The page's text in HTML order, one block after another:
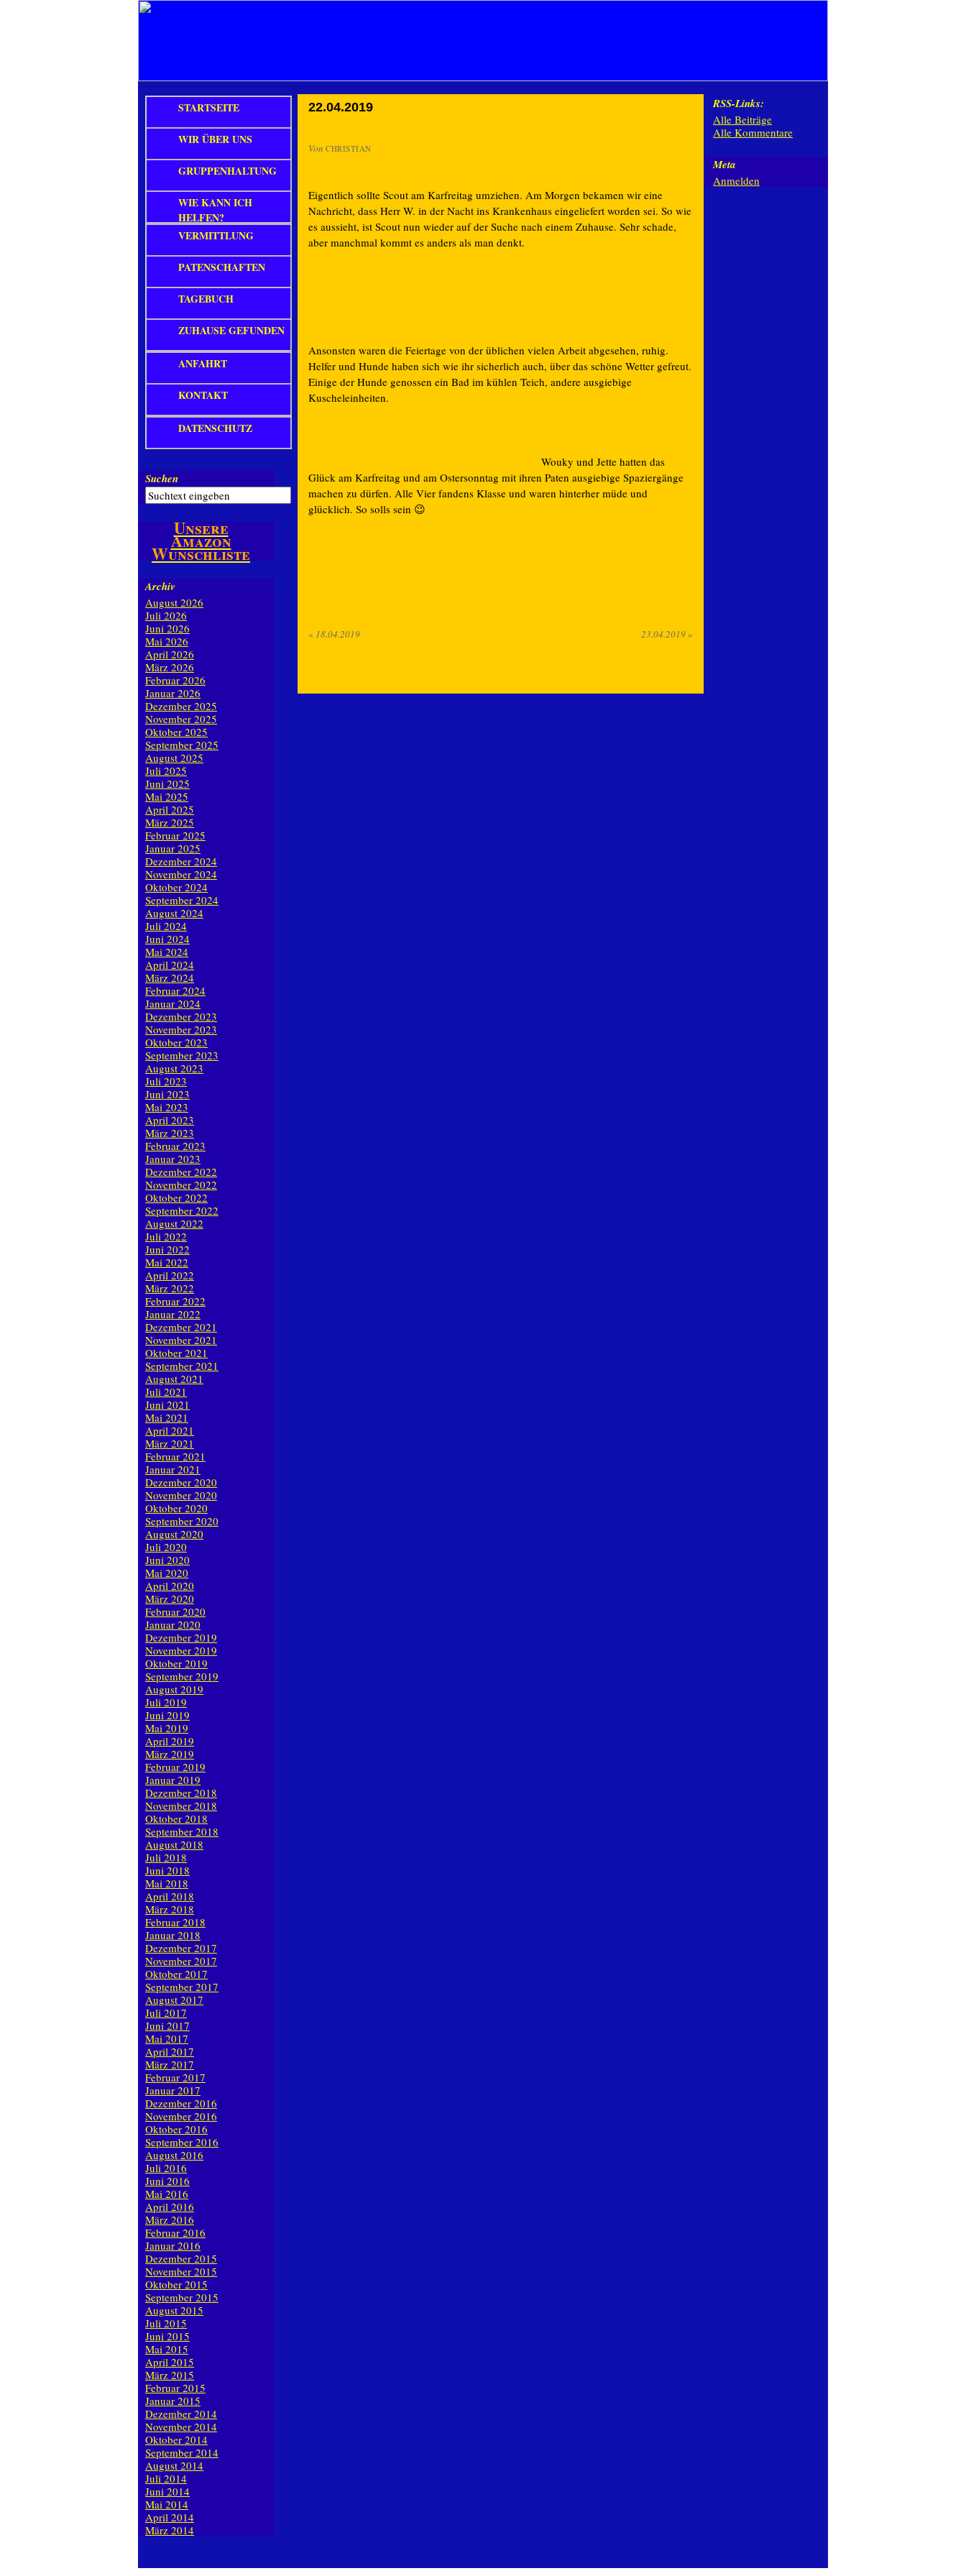
22.04.2019
Von CHRISTIAN
Eigentlich sollte Scout am Karfreitag umziehen. Am Morgen bekamen wir eine
Nachricht, dass Herr W. in der Nacht ins Krankenhaus eingeliefert worden sei. So wie
es aussieht, ist Scout nun wieder auf der Suche nach einem Zuhause. Sehr schade,
aber manchmal kommt es anders als man denkt.
Ansonsten waren die Feiertage von der üblichen vielen Arbeit abgesehen, ruhig.
Helfer und Hunde haben sich wie ihr sicherlich auch, über das schöne Wetter gefreut.
Einige der Hunde genossen ein Bad im kühlen Teich, andere ausgiebige
Kuscheleinheiten.
Wouky und Jette hatten das
Glück am Karfreitag und am Ostersonntag mit ihren Paten ausgiebige Spaziergänge
machen zu dürfen. Alle Vier fandens Klasse und waren hinterher müde und
glücklich. So solls sein 😉
« 18.04.2019 23.04.2019»
STARTSEITE
WIR ÜBER UNS
GRUPPENHALTUNG
WIE KANN ICH
HELFEN?
VERMITTLUNG
PATENSCHAFTEN
TAGEBUCH
ZUHAUSE GEFUNDEN
ANFAHRT
KONTAKT
DATENSCHUTZ
Suchen
Unsere
Amazon
Wunschliste
Archiv
August 2026
Juli 2026
Juni 2026
Mai 2026
April 2026
März 2026
Februar 2026
Januar 2026
Dezember 2025
November 2025
Oktober 2025
September 2025
August 2025
Juli 2025
Juni 2025
Mai 2025
April 2025
März 2025
Februar 2025
Januar 2025
Dezember 2024
November 2024
Oktober 2024
September 2024
August 2024
Juli 2024
Juni 2024
Mai 2024
April 2024
März 2024
Februar 2024
Januar 2024
Dezember 2023
November 2023
Oktober 2023
September 2023
August 2023
Juli 2023
Juni 2023
Mai 2023
April 2023
März 2023
Februar 2023
Januar 2023
Dezember 2022
November 2022
Oktober 2022
September 2022
August 2022
Juli 2022
Juni 2022
Mai 2022
April 2022
März 2022
Februar 2022
Januar 2022
Dezember 2021
November 2021
Oktober 2021
September 2021
August 2021
Juli 2021
Juni 2021
Mai 2021
April 2021
März 2021
Februar 2021
Januar 2021
Dezember 2020
November 2020
Oktober 2020
September 2020
August 2020
Juli 2020
Juni 2020
Mai 2020
April 2020
März 2020
Februar 2020
Januar 2020
Dezember 2019
November 2019
Oktober 2019
September 2019
August 2019
Juli 2019
Juni 2019
Mai 2019
April 2019
März 2019
Februar 2019
Januar 2019
Dezember 2018
November 2018
Oktober 2018
September 2018
August 2018
Juli 2018
Juni 2018
Mai 2018
April 2018
März 2018
Februar 2018
Januar 2018
Dezember 2017
November 2017
Oktober 2017
September 2017
August 2017
Juli 2017
Juni 2017
Mai 2017
April 2017
März 2017
Februar 2017
Januar 2017
Dezember 2016
November 2016
Oktober 2016
September 2016
August 2016
Juli 2016
Juni 2016
Mai 2016
April 2016
März 2016
Februar 2016
Januar 2016
Dezember 2015
November 2015
Oktober 2015
September 2015
August 2015
Juli 2015
Juni 2015
Mai 2015
April 2015
März 2015
Februar 2015
Januar 2015
Dezember 2014
November 2014
Oktober 2014
September 2014
August 2014
Juli 2014
Juni 2014
Mai 2014
April 2014
März 2014
RSS-Links:
Alle Beiträge
Alle Kommentare
Meta
Anmelden